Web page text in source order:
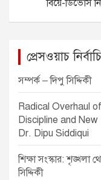
o
er p
বিয়ে-ডিভোর্স
প্রেসওয়াচ
সম্পর্ক – দিপু সিদ্দিকী
Radical Overhaul
Discipline and
Dr. Dipu Siddiqui
শিক্ষা সংস্কার: শৃঙ্খলা
সিদ্দিকী